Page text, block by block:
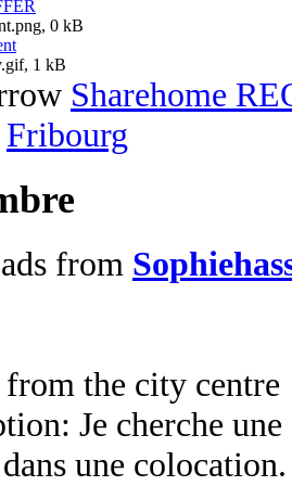
Sharehome
Fribourg
from
the city centre
Je cherche
une colocation.